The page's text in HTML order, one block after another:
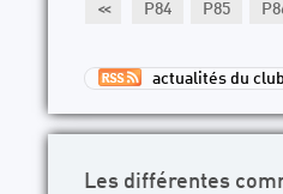
<<
P83 P84 P85
actualités du club
Les différentes